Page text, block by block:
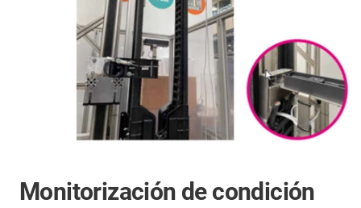
Monitorización de condición